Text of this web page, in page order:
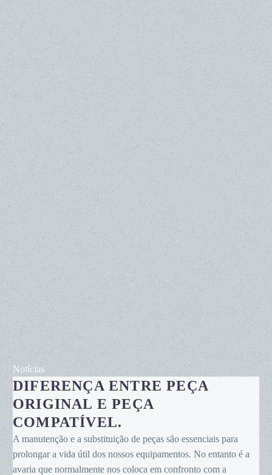
Diferença
entre
peça
e
peça
compatível.
Notícias
DIFERENÇA ENTRE PEÇA
ORIGINAL E PEÇA
COMPATÍVEL.
A manutenção e a substituição de peças são essenciais para
prolongar a vida útil dos nossos equipamentos. No entanto é a
avaria que normalmente nos coloca em confronto com a